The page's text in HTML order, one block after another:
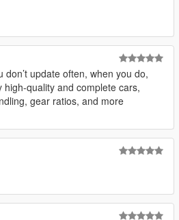
don’t update often, when you do,
high-quality and complete cars,
gear ratios, and more